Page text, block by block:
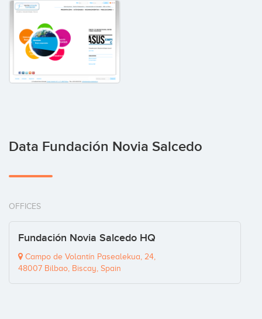
Data Fundación Novia Salcedo
OFFICES
Fundación Novia Salcedo HQ
Campo de Volantín Pasealekua, 24,
48007 Bilbao, Biscay, Spain